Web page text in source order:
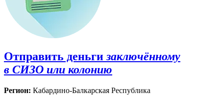
Отправить деньги заключённому
в СИЗО или колонию
Регион: Кабардино-Балкарская Республика